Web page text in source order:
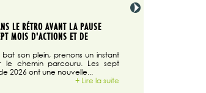
LE RÉTRO AVANT LA PAUSE
MOIS D'ACTIONS ET DE
son plein, prenons un instant
le chemin parcouru. Les sept
2026 ont une nouvelle...
+ Lire la suite
29/07/2026